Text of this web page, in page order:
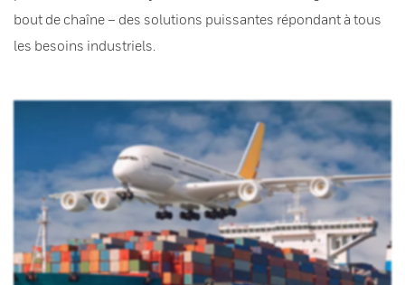
bout de chaîne – des solutions puissantes répondant à tous
les besoins industriels.